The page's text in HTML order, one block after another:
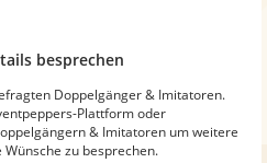
besprechen
Doppelgänger & Imitatoren.
Plattform oder
& Imitatoren um weitere
zu besprechen.